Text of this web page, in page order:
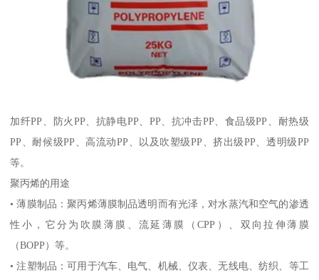
加纤PP 、防火 PP 、抗静电PP PP 、抗冲击PP 、食品级PP 、耐热级
PP 、耐候级PP 、高流动PP 、以及吹塑级PP 、挤出级PP 、透明级PP
等。
聚丙烯的用途
•薄膜制品：聚丙烯薄膜制品透明而有光泽，对水蒸汽和空气的渗透
性小，它分为吹膜薄膜、流延薄膜（CPP ）、双向拉伸薄膜
（BOPP ）等。
•注塑制品：可用于汽车、电气、机械、仪表、无线电、纺织、等工